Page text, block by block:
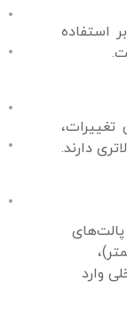
استفاده
تغییرات،
دارند.
پالت‌های
وارد